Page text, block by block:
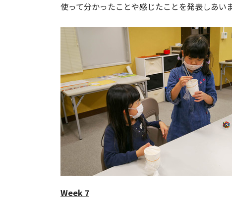
使って分かったことや感じたことを発表しあい
Week 7